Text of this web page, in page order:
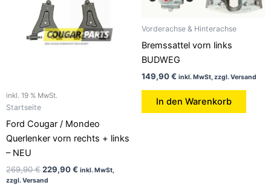
inkl. 19 % MwSt.
Startseite
Ford Cougar / Mondeo
Querlenker vorn rechts + links
– NEU
269,90€229,90€ inkl. MwSt,
zzgl. Versand
Vorderachse & Hinterachse
Bremssattel vorn links
BUDWEG
149,90€ inkl. MwSt, zzgl. Versand
In den Warenkorb